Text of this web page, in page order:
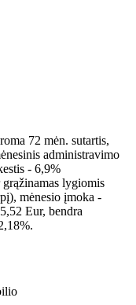
72 mėn. sutartis,
administravimo
- 6,9%
lygiomis
mėnesio įmoka -
Eur, bendra